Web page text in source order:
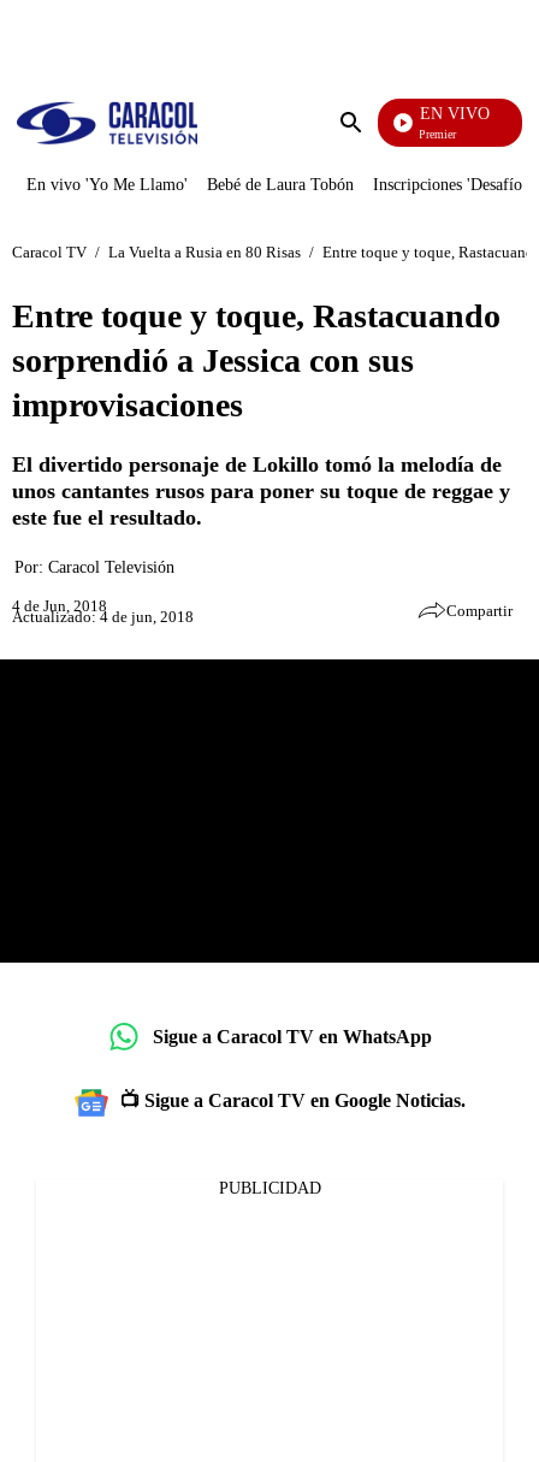
Enviar
EN VIVO
Noches De Premier
En vivo 'Yo Me Llamo' Bebé de Laura Tobón Inscripciones 'Desafío'
Caracol TV / La Vuelta a Rusia en 80 Risas / Entre toque y toque,
Entre toque y toque, Rastacuando
sorprendió a Jessica con sus
improvisaciones
El divertido personaje de Lokillo tomó la melodía de
unos cantantes rusos para poner su toque de reggae y
este fue el resultado.
Por: Caracol Televisión
4 de Jun, 2018
Actualizado: 4 de jun, 2018 Compartir
Sigue a Caracol TV en WhatsApp
📺 Sigue a Caracol TV en Google Noticias.
PUBLICIDAD